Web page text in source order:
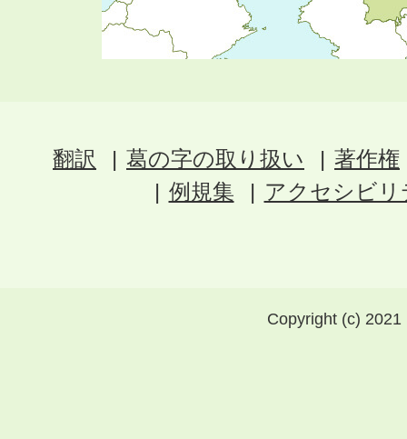
翻訳 葛の字の取り扱い
著作権
例規集
アクセシビ
Copyright (c)